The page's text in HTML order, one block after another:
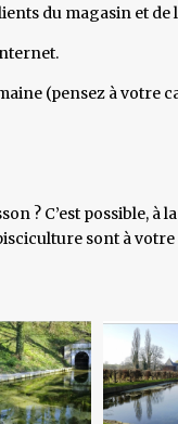
du magasin et de
(pensez à votre
? C’est possible, à
sont à